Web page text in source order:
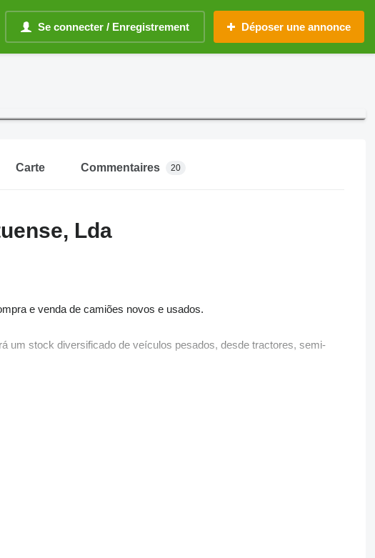
Se connecter / Enregistrement Déposer une annonce
Carte Commentaires 20
Lda
e venda de camiões novos e usados.
um stock diversificado de veículos pesados, desde tractores, semi-
vendemos, assim como uma equipa de profissionais devidamente